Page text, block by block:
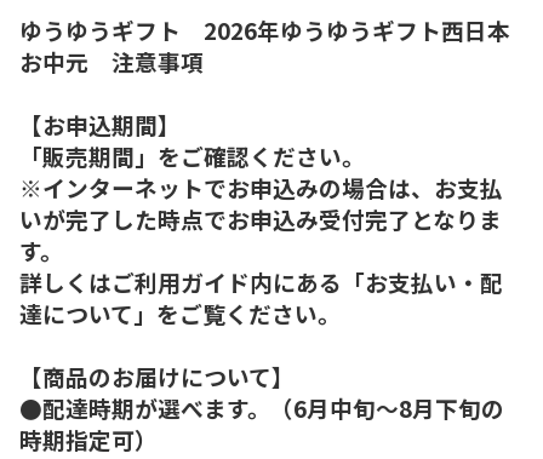
ゆうゆうギフト 2026年ゆうゆうギフト西日本
お中元 注意事項
【お申込期間】
「販売期間」をご確認ください。
※インターネットでお申込みの場合は、お支払
いが完了した時点でお申込み受付完了となりま
す。
詳しくはご利用ガイド内にある「お支払い・配
達について」をご覧ください。
【商品のお届けについて】
●配達時期が選べます。（6月中旬～8月下旬の
時期指定可）